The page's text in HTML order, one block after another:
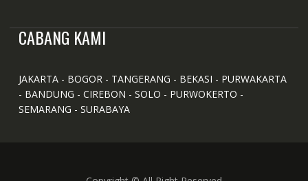
CABANG KAMI
JAKARTA - BOGOR - TANGERANG - BEKASI - PURWAKARTA
- BANDUNG - CIREBON - SOLO - PURWOKERTO -
SEMARANG - SURABAYA